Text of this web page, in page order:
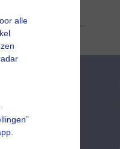
alle geduld aub...